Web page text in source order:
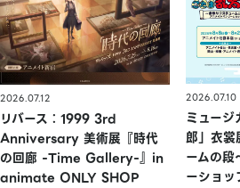
2026.07.12
リバース：1999 3rd
Anniversary 美術展『時代
の回廊 -Time Gallery-』in
animate ONLY SHOP
2026.07.10
ミュー
郎」衣裳
ームの段
ーショッ